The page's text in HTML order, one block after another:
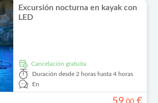
Excursión nocturna en kayak con
LED
cancelación gratuita
Duración desde 2 horas hasta 4 horas
En
59 €